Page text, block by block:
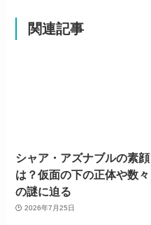
関連記事
シャア・アズナブルの素顔
は？仮面の下の正体や数々
の謎に迫る
2026年7月25日